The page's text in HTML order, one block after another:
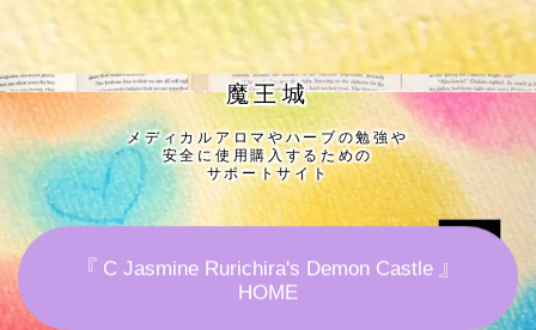
【最新】クイズと花の部屋
★全種/アロマハーブスパイス基材 プチ辞典ク
イズ＆プチ辞典
★アロマ検定＋αクイズ
★アロマハーブ傾向チェック
魔王城
メディカルアロマやハーブの勉強や
安全に使用購入するための
サポートサイト
『 C Jasmine Rurichira's Demon Castle 』
HOME